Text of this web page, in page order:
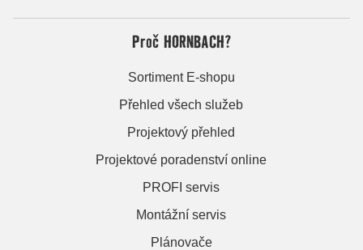
Proč HORNBACH?
Sortiment E-shopu
Přehled všech služeb
Projektový přehled
Projektové poradenství online
PROFI servis
Montážní servis
Plánovače